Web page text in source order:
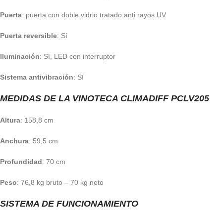
Puerta: puerta con doble vidrio tratado anti rayos UV
Puerta reversible: Sí
Iluminación: Sí, LED con interruptor
Sistema antivibración: Sí
MEDIDAS DE LA VINOTECA CLIMADIFF PCLV205
Altura: 158,8 cm
Anchura: 59,5 cm
Profundidad: 70 cm
Peso: 76,8 kg bruto – 70 kg neto
SISTEMA DE FUNCIONAMIENTO